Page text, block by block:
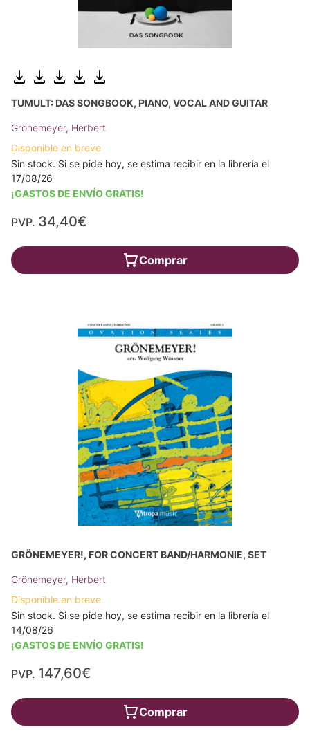
TUMULT: DAS SONGBOOK, PIANO, VOCAL AND GUITAR
Grönemeyer, Herbert
Disponible en breve
Sin stock. Si se pide hoy, se estima recibir en la librería el
17/08/26
¡GASTOS DE ENVÍO GRATIS!
PVP. 34,40€
Comprar
GRÖNEMEYER!, FOR CONCERT BAND/HARMONIE, SET
Grönemeyer, Herbert
Disponible en breve
Sin stock. Si se pide hoy, se estima recibir en la librería el
14/08/26
¡GASTOS DE ENVÍO GRATIS!
PVP. 147,60€
Comprar